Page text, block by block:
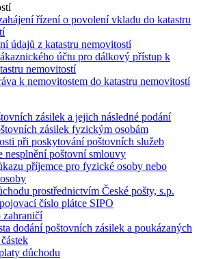
řízení o povolení vkladu do katastru
údajů z katastru nemovitostí
účtu pro dálkový přístup k
nemovitostí
k nemovitostem do katastru nemovitostí
zásilek a jejich následné podání
zásilek fyzickým osobám
při poskytování poštovních služeb
nesplnění poštovní smlouvy
příjemce pro fyzické osoby nebo
prostřednictvím České pošty, s.p.
číslo plátce SIPO
zahraničí
dodání poštovních zásilek a poukázaných
důchodu